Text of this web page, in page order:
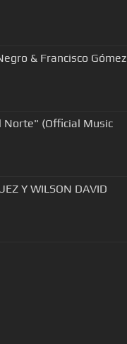
& Francisco Gómez
Norte" (Official Music
Y WILSON DAVID